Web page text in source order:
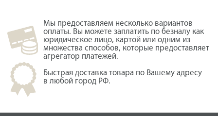
Мы предоставляем несколько вариантов
оплаты. Вы можете заплатить по безналу как
юридическое лицо, картой или одним из
множества способов, которые предоставляет
агрегатор платежей.
Быстрая доставка товара по Вашему адресу
в любой город РФ.